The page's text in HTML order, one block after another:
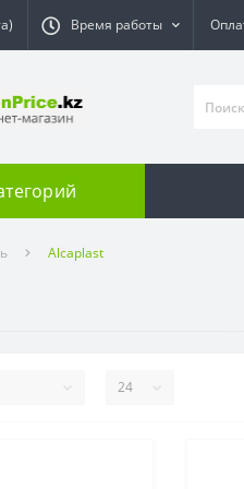
Время работы
Alcaplast